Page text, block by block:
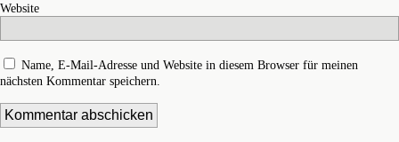
Website
Name, E-Mail-Adresse und Website in diesem Browser für meinen
nächsten Kommentar speichern.